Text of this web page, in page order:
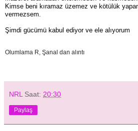
Kimse beni kıramaz üzemez ve kötülük
vermezsem.
Şimdi gücümü kabul ediyor ve ele alıyorum
Olumlama R, Şanal dan alıntı
NRL Saat: 20:30
Paylaş